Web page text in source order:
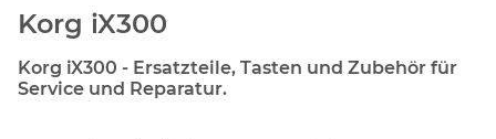
Korg iX300
Korg iX300 - Ersatzteile, Tasten und Zubehör für
Service und Reparatur.